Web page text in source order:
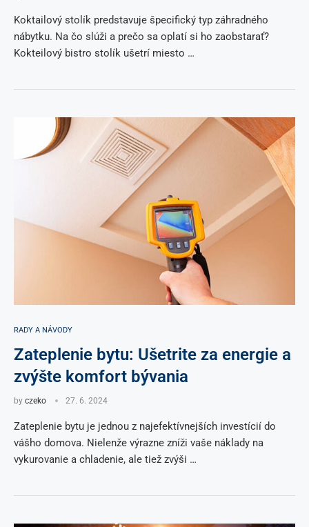
Koktailový stolík predstavuje špecifický typ záhradného
nábytku. Na čo slúži a prečo sa oplatí si ho zaobstarať?
Kokteilový bistro stolík ušetrí miesto …
RADY A NÁVODY
Zateplenie bytu: Ušetrite za energie a
zvýšte komfort bývania
by czeko 27. 6. 2024
Zateplenie bytu je jednou z najefektívnejších investícií do
vášho domova. Nielenže výrazne zníži vaše náklady na
vykurovanie a chladenie, ale tiež zvýši …